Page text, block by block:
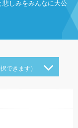
しみをみんなに大公
できます）